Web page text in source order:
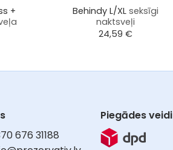
+
Behindy L/XL seksīgi
naktsveļi
24,59 €
676 31188
Piegādes veidi